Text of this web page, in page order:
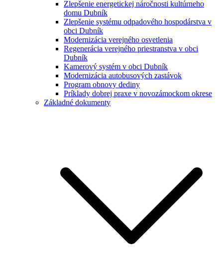
Zlepšenie energetickej náročnosti kultúrneho
domu Dubník
Zlepšenie systému odpadového hospodárstva v
obci Dubník
Modernizácia verejného osvetlenia
Regenerácia verejného priestranstva v obci
Dubník
Kamerový systém v obci Dubník
Modernizácia autobusových zastávok
Program obnovy dediny
Príklady dobrej praxe v novozámockom okrese
Základné dokumenty